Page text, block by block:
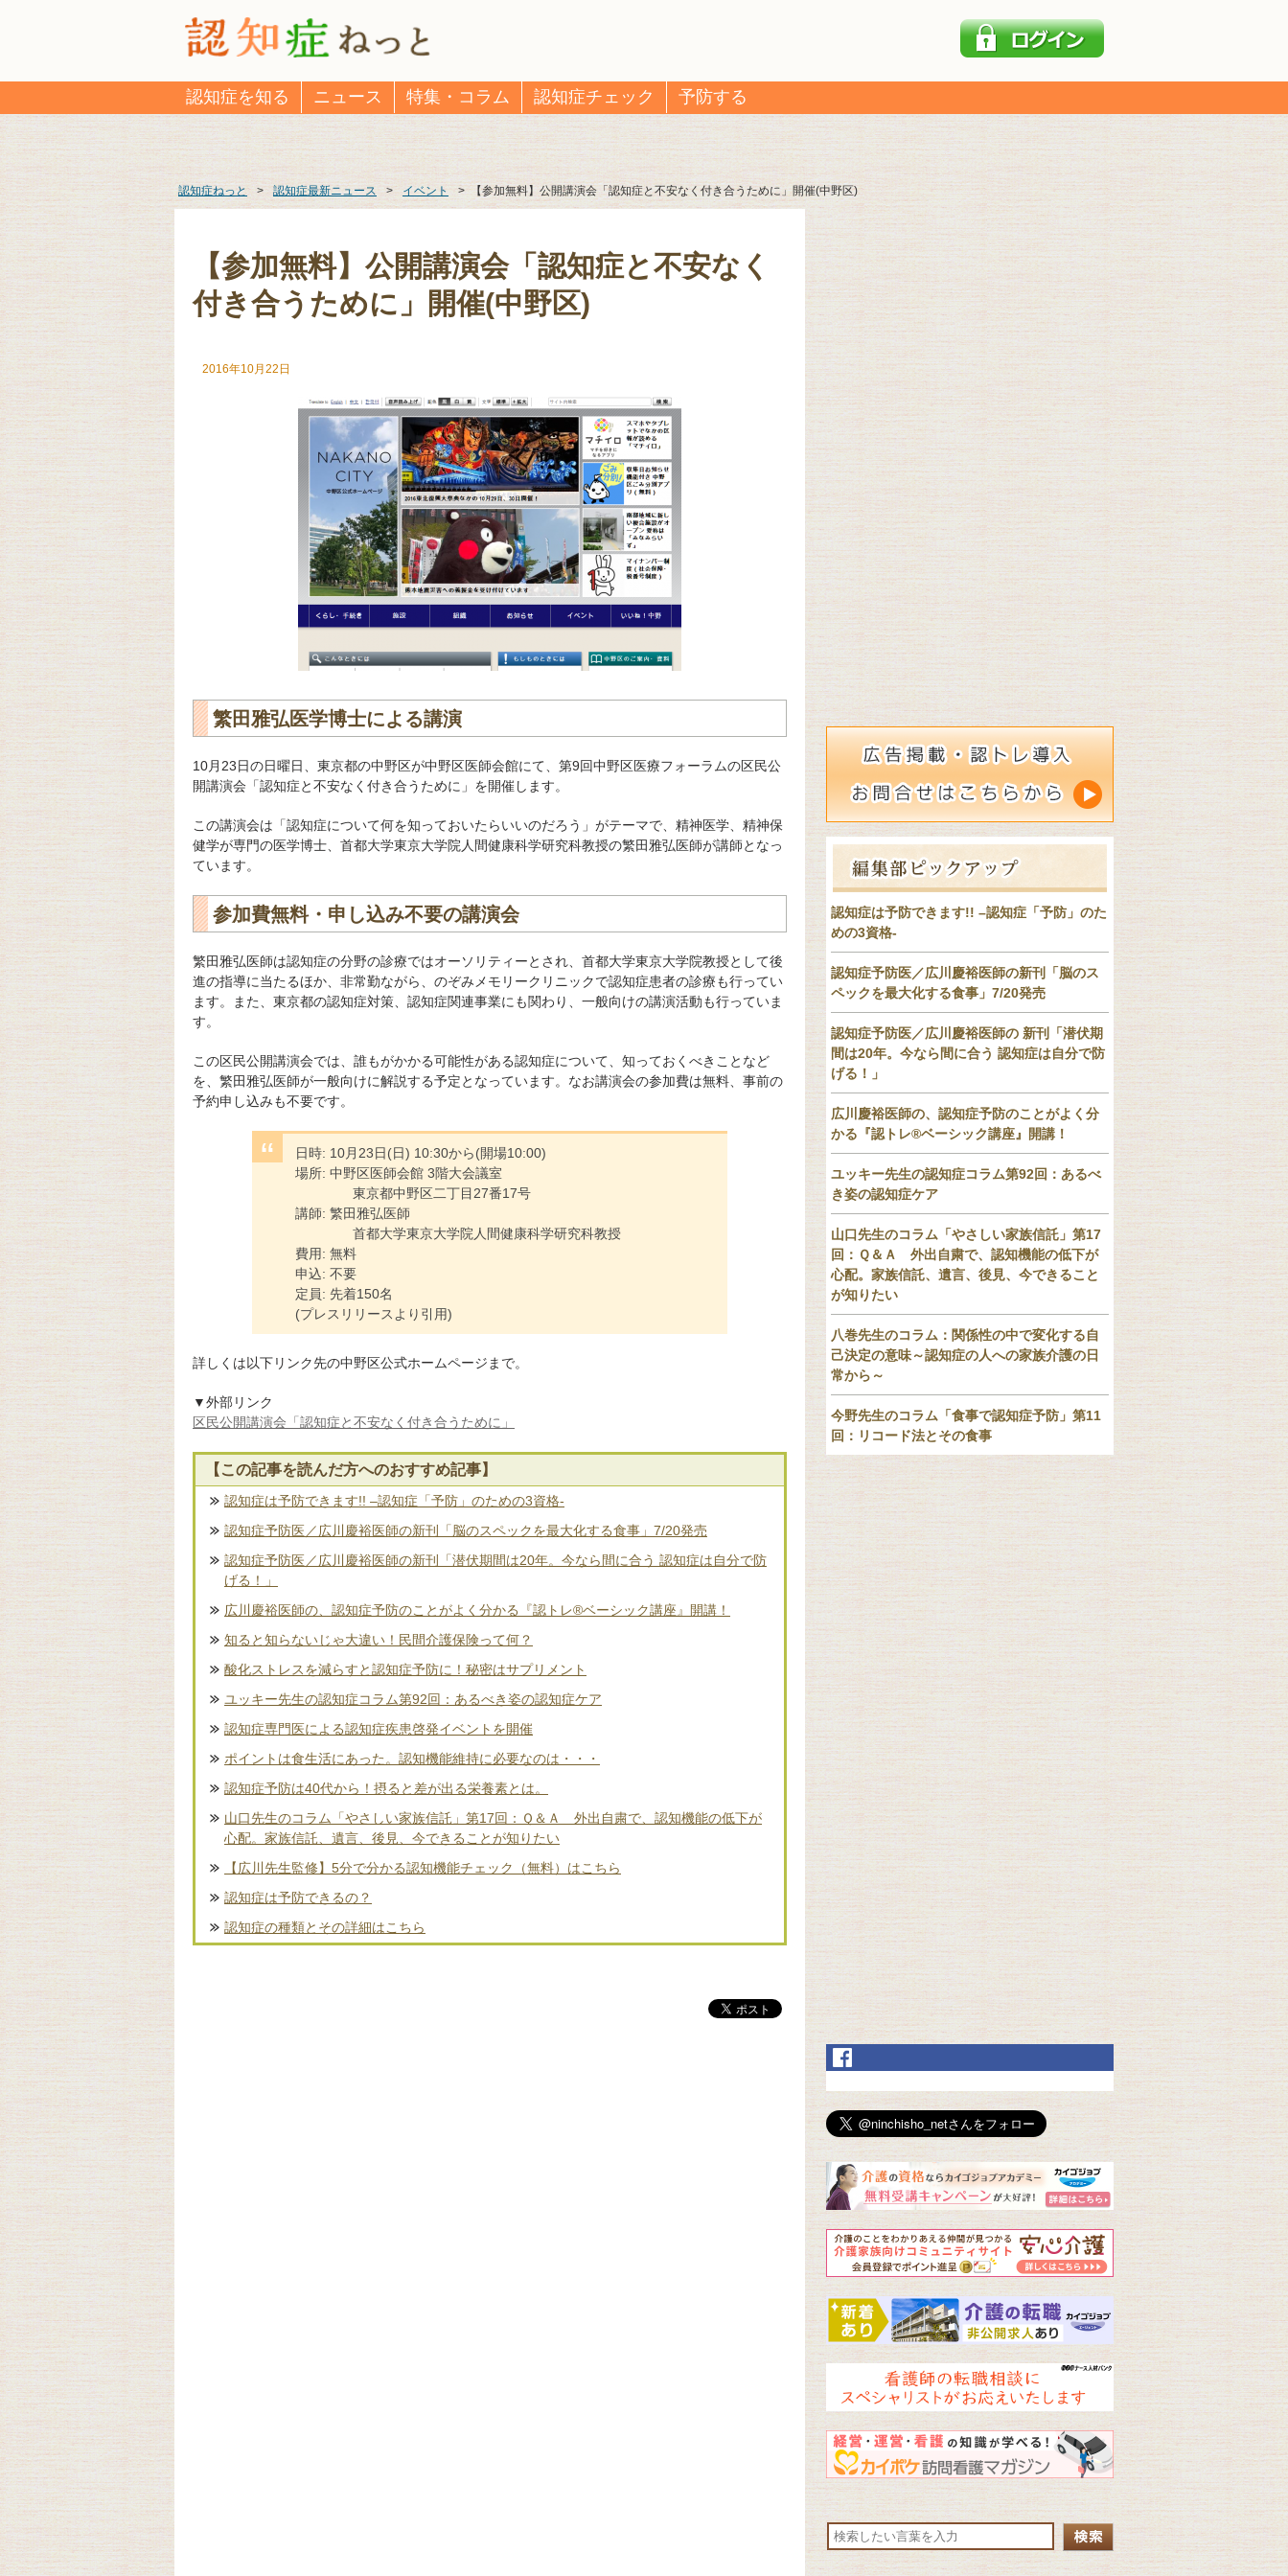
認知症を知る ニュース 特集・コラム 認知症チェック 予防する
認知症ねっと > 認知症最新ニュース > イベント > 【参加無料】公開講演会「認知症と不安なく付き合うために」開催(中野区)
【参加無料】公開講演会「認知症と不安なく
付き合うために」開催(中野区)
2016年10月22日
繁田雅弘医学博士による講演
10月23日の日曜日、東京都の中野区が中野区医師会館にて、第9回中野区医療フォーラムの区民公
開講演会「認知症と不安なく付き合うために」を開催します。
この講演会は「認知症について何を知っておいたらいいのだろう」がテーマで、精神医学、精神保
健学が専門の医学博士、首都大学東京大学院人間健康科学研究科教授の繁田雅弘医師が講師となっ
ています。
参加費無料・申し込み不要の講演会
繁田雅弘医師は認知症の分野の診療ではオーソリティーとされ、首都大学東京大学院教授として後
進の指導に当たるほか、非常勤ながら、のぞみメモリークリニックで認知症患者の診療も行ってい
ます。また、東京都の認知症対策、認知症関連事業にも関わり、一般向けの講演活動も行っていま
す。
この区民公開講演会では、誰もがかかる可能性がある認知症について、知っておくべきことなど
を、繁田雅弘医師が一般向けに解説する予定となっています。なお講演会の参加費は無料、事前の
予約申し込みも不要です。
日時: 10月23日(日) 10:30から(開場10:00)
場所: 中野区医師会館 3階大会議室
東京都中野区二丁目27番17号
講師: 繁田雅弘医師
首都大学東京大学院人間健康科学研究科教授
費用: 無料
申込: 不要
定員: 先着150名
(プレスリリースより引用)
詳しくは以下リンク先の中野区公式ホームページまで。
▼外部リンク
区民公開講演会「認知症と不安なく付き合うために」
【この記事を読んだ方へのおすすめ記事】
認知症は予防できます!! –認知症「予防」のための3資格-
認知症予防医／広川慶裕医師の新刊「脳のスペックを最大化する食事」7/20発売
認知症予防医／広川慶裕医師の新刊「潜伏期間は20年。今なら間に合う 認知症は自分で防
げる！」
広川慶裕医師の、認知症予防のことがよく分かる『認トレ®️ベーシック講座』開講！
知ると知らないじゃ大違い！民間介護保険って何？
酸化ストレスを減らすと認知症予防に！秘密はサプリメント
ユッキー先生の認知症コラム第92回：あるべき姿の認知症ケア
認知症専門医による認知症疾患啓発イベントを開催
ポイントは食生活にあった。認知機能維持に必要なのは・・・
認知症予防は40代から！摂ると差が出る栄養素とは。
山口先生のコラム「やさしい家族信託」第17回：Ｑ＆Ａ 外出自粛で、認知機能の低下が
心配。家族信託、遺言、後見、今できることが知りたい
【広川先生監修】5分で分かる認知機能チェック（無料）はこちら
認知症は予防できるの？
認知症の種類とその詳細はこちら
認知症は予防できます!! –認知症「予防」のた
めの3資格-
認知症予防医／広川慶裕医師の新刊「脳のス
ペックを最大化する食事」7/20発売
認知症予防医／広川慶裕医師の 新刊「潜伏期
間は20年。今なら間に合う 認知症は自分で防
げる！」
広川慶裕医師の、認知症予防のことがよく分
かる『認トレ®️ベーシック講座』開講！
ユッキー先生の認知症コラム第92回：あるべ
き姿の認知症ケア
山口先生のコラム「やさしい家族信託」第17
回：Ｑ＆Ａ 外出自粛で、認知機能の低下が
心配。家族信託、遺言、後見、今できること
が知りたい
八巻先生のコラム：関係性の中で変化する自
己決定の意味～認知症の人への家族介護の日
常から～
今野先生のコラム「食事で認知症予防」第11
回：リコード法とその食事